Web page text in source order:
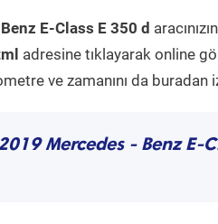
E-Class E 350 d
adresine tıklayarak online
ve zamanını da buradan
Mercedes - Benz E-